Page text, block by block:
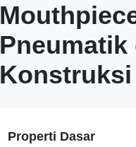
Konstruksi
Properti Dasar